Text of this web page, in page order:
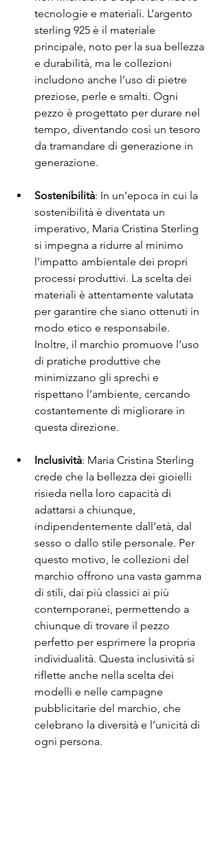
tecnologie e materiali. L’argento
sterling 925 è il materiale
principale, noto per la sua bellezza
e durabilità, ma le collezioni
includono anche l’uso di pietre
preziose, perle e smalti. Ogni
pezzo è progettato per durare nel
tempo, diventando così un tesoro
da tramandare di generazione in
generazione.
Sostenibilità: In un’epoca in cui la
sostenibilità è diventata un
imperativo, Maria Cristina Sterling
si impegna a ridurre al minimo
l’impatto ambientale dei propri
processi produttivi. La scelta dei
materiali è attentamente valutata
per garantire che siano ottenuti in
modo etico e responsabile.
Inoltre, il marchio promuove l’uso
di pratiche produttive che
minimizzano gli sprechi e
rispettano l’ambiente, cercando
costantemente di migliorare in
questa direzione.
Inclusività: Maria Cristina Sterling
crede che la bellezza dei gioielli
risieda nella loro capacità di
adattarsi a chiunque,
indipendentemente dall’età, dal
sesso o dallo stile personale. Per
questo motivo, le collezioni del
marchio offrono una vasta gamma
di stili, dai più classici ai più
contemporanei, permettendo a
chiunque di trovare il pezzo
perfetto per esprimere la propria
individualità. Questa inclusività si
riflette anche nella scelta dei
modelli e nelle campagne
pubblicitarie del marchio, che
celebrano la diversità e l’unicità di
ogni persona.